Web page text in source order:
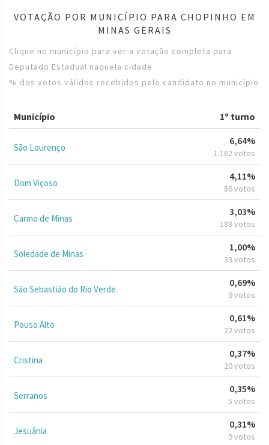
VOTAÇÃO POR MUNICÍPIO PARA CHOPINHO EM
MINAS GERAIS
Clique no município para ver a votação completa para
Deputado Estadual naquela cidade
% dos votos válidos recebidos pelo candidato no município
Município 1º turno
São Lourenço
6,64%
1.162 votos
Dom Viçoso
4,11%
86 votos
Carmo de Minas
3,03%
188 votos
Soledade de Minas
1,00%
33 votos
São Sebastião do Rio Verde
0,69%
9 votos
Pouso Alto
0,61%
22 votos
Cristina
0,37%
20 votos
Serranos
0,35%
5 votos
Jesuânia
0,31%
9 votos